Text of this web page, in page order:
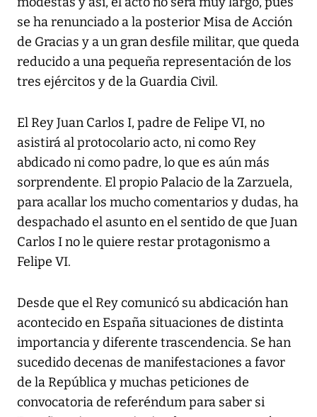
se ha renunciado a la posterior Misa de Acción
de Gracias y a un gran desfile militar, que queda
reducido a una pequeña representación de los
tres ejércitos y de la Guardia Civil.
El Rey Juan Carlos I, padre de Felipe VI, no
asistirá al protocolario acto, ni como Rey
abdicado ni como padre, lo que es aún más
sorprendente. El propio Palacio de la Zarzuela,
para acallar los mucho comentarios y dudas, ha
despachado el asunto en el sentido de que Juan
Carlos I no le quiere restar protagonismo a
Felipe VI.
Desde que el Rey comunicó su abdicación han
acontecido en España situaciones de distinta
importancia y diferente trascendencia. Se han
sucedido decenas de manifestaciones a favor
de la República y muchas peticiones de
convocatoria de referéndum para saber si